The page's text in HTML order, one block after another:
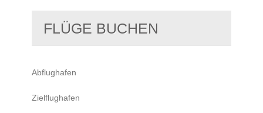
FLÜGE BUCHEN